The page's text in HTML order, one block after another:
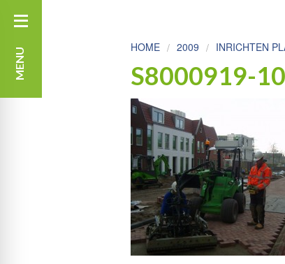
MENU
HOME 2009 INRICHTEN
S8000919-